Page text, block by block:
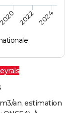
2020 2022 2024
an, estimation